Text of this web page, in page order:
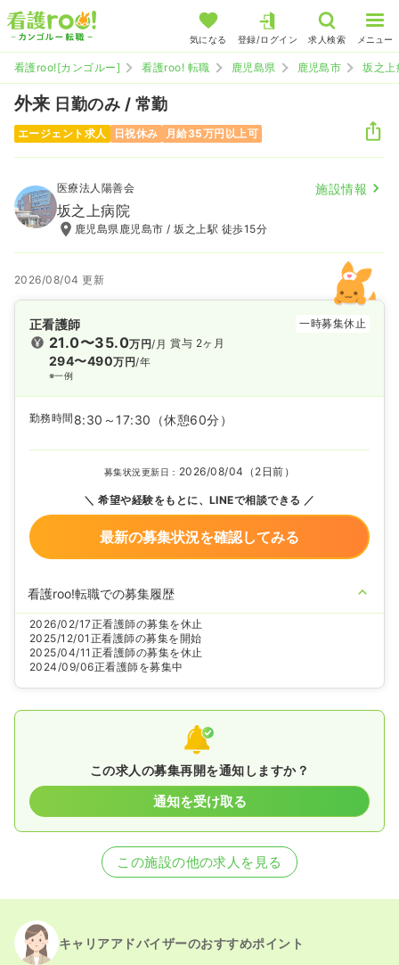
気になる 登録/ログイン 求人検索 メニュー
看護roo![カンゴルー] 看護roo! 転職 鹿児島県 鹿児島市 坂之上
外来 日勤のみ / 常勤
エージェント求人 日祝休み 月給35万円以上可
医療法人陽善会 施設情報
坂之上病院
鹿児島県鹿児島市 / 坂之上駅 徒歩15分
2026/08/04 更新
正看護師 一時募集休止
21.0〜35.0万円/月
294〜490万円/年
※一例
賞与 2ヶ月
勤務時間 8:30～17:30 （休憩60分）
募集状況更新日： 2026/08/04（2日前）
希望や経験をもとに、LINEで相談できる
最新の募集状況を確認してみる
看護roo!転職での募集履歴
2026/02/17正看護師の募集を休止
2025/12/01 正看護師の募集を開始
2025/04/11 正看護師の募集を休止
2024/09/06正看護師を募集中
この求人の募集再開を通知しますか？
通知を受け取る
この施設の他の求人を見る
キャリアアドバイザーのおすすめポイント